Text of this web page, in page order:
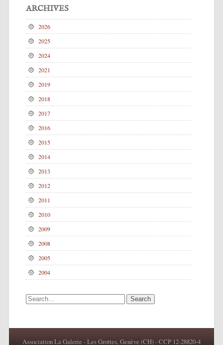
ARCHIVES
2026
2025
2024
2021
2019
2018
2017
2016
2015
2014
2013
2012
2011
2010
2009
2008
2005
2004
Search for:
Association La Galerie - Les Grottes, Genève (CH) - CCP 12-28820-4